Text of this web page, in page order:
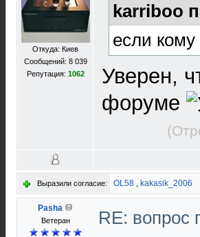
Откуда: Киев
Сообщений: 8 039
Репутация: 1062
karriboo
если кому
Уверен,
форуме
Выразили согласие: OL58 , kakasik_2006
Pasha
Ветеран
RE: вопрос